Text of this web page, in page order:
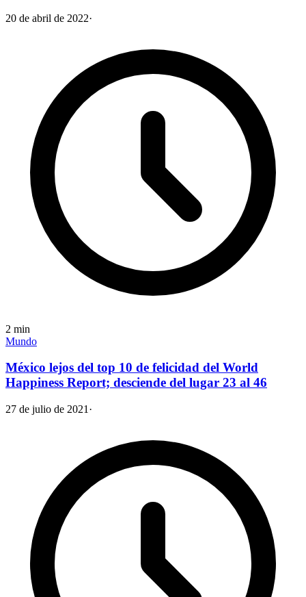
20 de abril de 2022·
2 min
Mundo
México lejos del top 10 de felicidad del World
Happiness Report; desciende del lugar 23 al 46
27 de julio de 2021 ·